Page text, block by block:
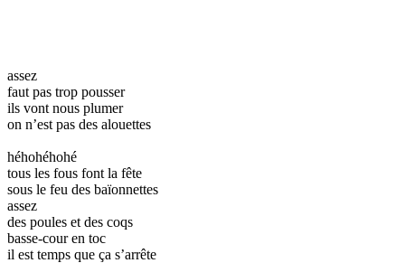
assez
faut pas trop pousser
ils vont nous plumer
on n’est pas des alouettes
héhohéhohé
tous les fous font la fête
sous le feu des baïonnettes
assez
des poules et des coqs
basse-cour en toc
il est temps que ça s’arrête